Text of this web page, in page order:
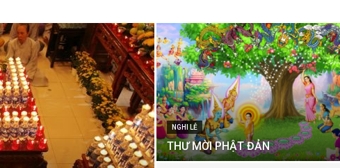
NGHI LỄ
THƯ MỜI PHẬT ĐẢN